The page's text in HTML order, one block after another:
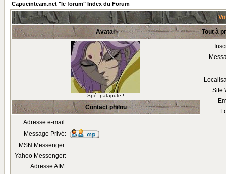
Capucinteam.net "le forum" Index du Forum
Avatar Tout à
Spé. patapute !
Site
Contact philou
Adresse e-mail:
Message Privé:
MSN Messenger:
Yahoo Messenger:
Adresse AIM: